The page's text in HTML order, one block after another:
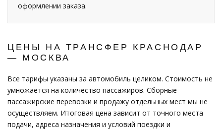
оформлении заказа.
ЦЕНЫ НА ТРАНСФЕР КРАСНОДАР
— МОСКВА
Все тарифы указаны за автомобиль целиком. Стоимость не
умножается на количество пассажиров. Сборные
пассажирские перевозки и продажу отдельных мест мы не
осуществляем. Итоговая цена зависит от точного места
подачи, адреса назначения и условий поездки и